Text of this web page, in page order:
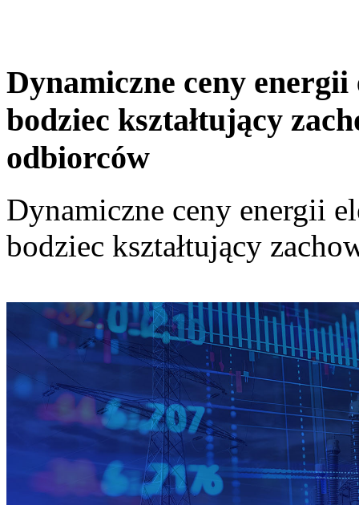
Dynamiczne ceny
bodziec kształtujący
odbiorców
Dynamiczne ceny energii
bodziec kształtujący